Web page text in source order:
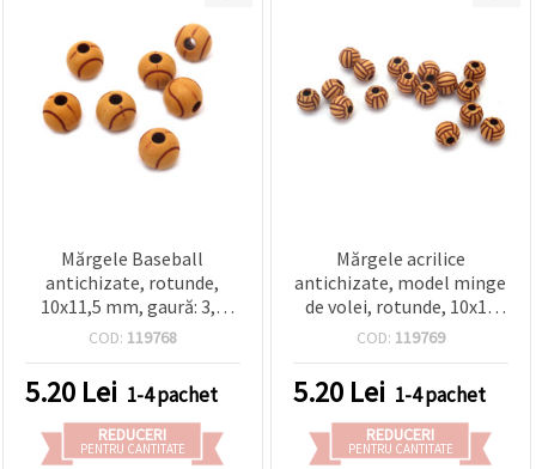
Mărgele Baseball
antichizate, rotunde,
10x11,5 mm, gaură: 3,5
mm, maro – 50 g (~65
COD: 119768
5.20 Lei 1-4 pachet
REDUCERI
PENTRU CANTITATE
Mărgele acrilice
antichizate, model minge
de volei, rotunde, 10x11
mm, gaură: 4 mm, maro –
COD: 119769
5.20 Lei 1-4 pachet
REDUCERI
PENTRU CANTITATE